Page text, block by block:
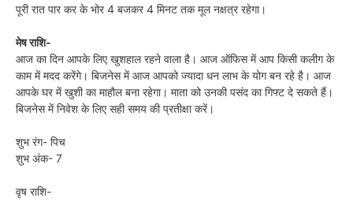
पूरी रात पार कर के भोर 4 बजकर 4 मिनट तक मूल नक्षत्र रहेगा।
मेष राशि-
आज का दिन आपके लिए खुशहाल रहने वाला है। आज ऑफिस में आप किसी कलीग के
काम में मदद करेंगे। बिजनेस में आज आपको ज्यादा धन लाभ के योग बन रहे है। आज
आपके घर में खुशी का माहौल बना रहेगा। माता को उनकी पसंद का गिफ्ट दे सकते हैं।
बिजनेस में निवेश के लिए सही समय की प्रतीक्षा करें।
शुभ रंग- पिच
शुभ अंक- 7
वृष राशि-